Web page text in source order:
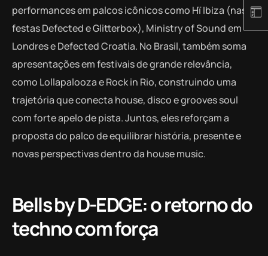
performances em palcos icônicos como Hï Ibiza (nas
festas Defected e Glitterbox), Ministry of Sound em
Londres e Defected Croatia. No Brasil, também soma
apresentações em festivais de grande relevância,
como Lollapalooza e Rock in Rio, construindo uma
trajetória que conecta house, disco e grooves soul
com forte apelo de pista. Juntos, eles reforçam a
proposta do palco de equilibrar história, presente e
novas perspectivas dentro da house music.
Bells by D-EDGE: o retorno do
techno com força